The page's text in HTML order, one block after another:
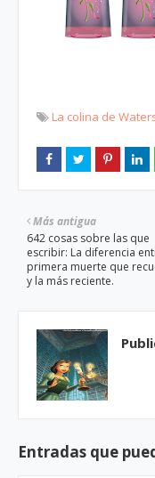
La colina de
Más antigua
642 cosas sobre las que
escribir: La diferencia
primera muerte que
y la más reciente.
Entradas que